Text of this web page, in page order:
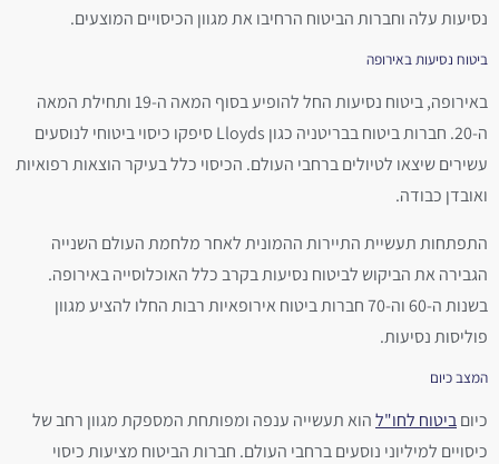
נסיעות עלה וחברות הביטוח הרחיבו את מגוון הכיסויים המוצעים.
ביטוח נסיעות באירופה
באירופה, ביטוח נסיעות החל להופיע בסוף המאה ה-19 ותחילת המאה
ה-20. חברות ביטוח בבריטניה כגון Lloyds סיפקו כיסוי ביטוחי לנוסעים
עשירים שיצאו לטיולים ברחבי העולם. הכיסוי כלל בעיקר הוצאות רפואיות
ואובדן כבודה.
התפתחות תעשיית התיירות ההמונית לאחר מלחמת העולם השנייה
הגבירה את הביקוש לביטוח נסיעות בקרב כלל האוכלוסייה באירופה.
בשנות ה-60 וה-70 חברות ביטוח אירופאיות רבות החלו להציע מגוון
פוליסות נסיעות.
המצב כיום
כיוםביטוח לחו"להוא תעשייה ענפה ומפותחת המספקת מגוון רחב של
כיסויים למיליוני נוסעים ברחבי העולם. חברות הביטוח מציעות כיסוי